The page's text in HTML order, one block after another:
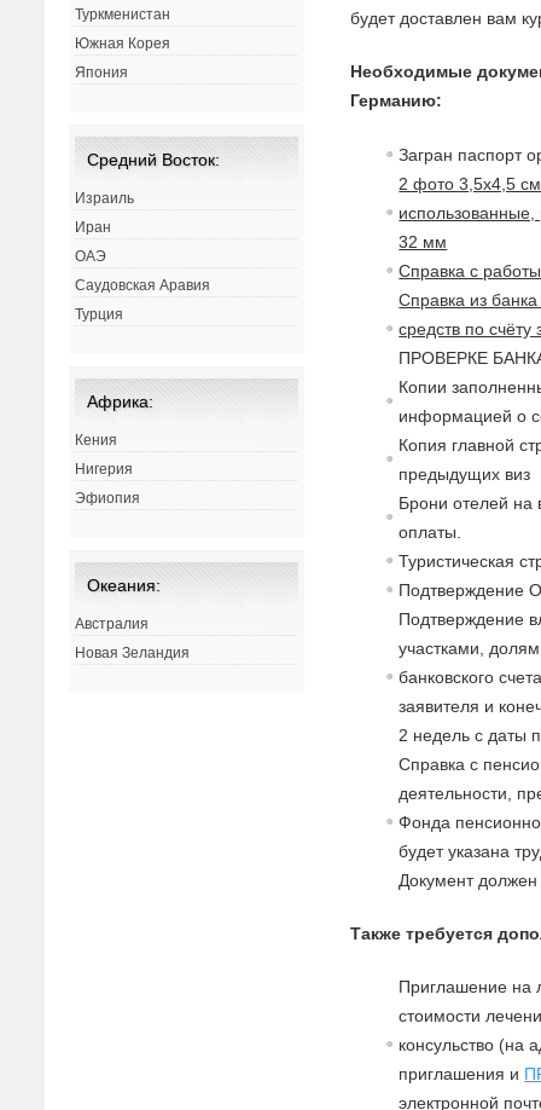
будет доставлен вам
Необходимые
Германию:
Загран паспорт
2 фото 3,5х4,5
32 мм
Справка с работы
Справка из
средств по
ПРОВЕРКЕ
Копии
информацией о
Копия главной
предыдущих виз
Брони отелей
оплаты.
Туристическая
Подтверждение
Подтверждение
участками,
банковского
заявителя и
2 недель с даты
Справка с
деятельности,
Фонда
будет указана
Документ
Также требуется
Приглашение на
стоимости
консульство (на
приглашения и
электронной
Туркменистан
Южная Корея
Япония
Средний Восток:
Израиль
Иран
ОАЭ
Саудовская Аравия
Турция
Африка:
Кения
Нигерия
Эфиопия
Океания:
Австралия
Новая Зеландия